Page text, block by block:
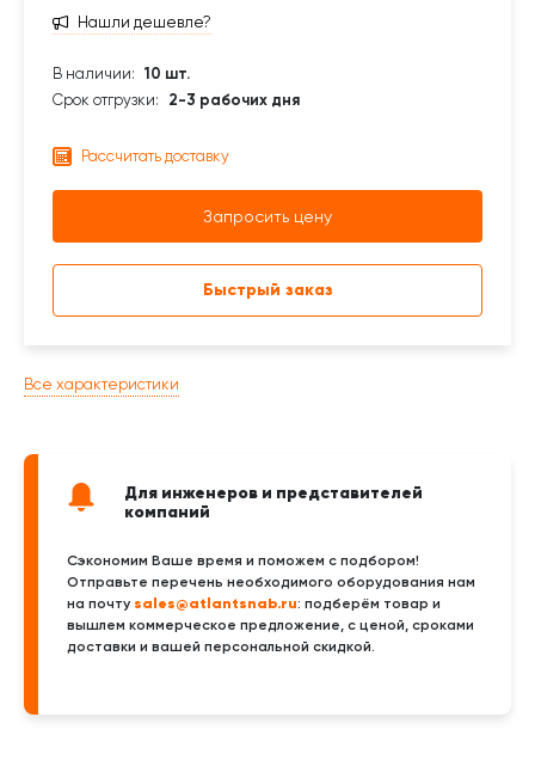
Все характеристики
Для инженеров и представителей
компаний
Сэкономим Ваше время и поможем с подбором!
Отправьте перечень необходимого оборудования нам
на почту sales@atlantsnab.ru: подберём товар и
вышлем коммерческое предложение, с ценой, сроками
доставки и вашей персональной скидкой.
Нашли дешевле?
В наличии: 10 шт.
Срок отгрузки:
2-3 рабочих дня
Рассчитать доставку
Запросить цену
Быстрый заказ